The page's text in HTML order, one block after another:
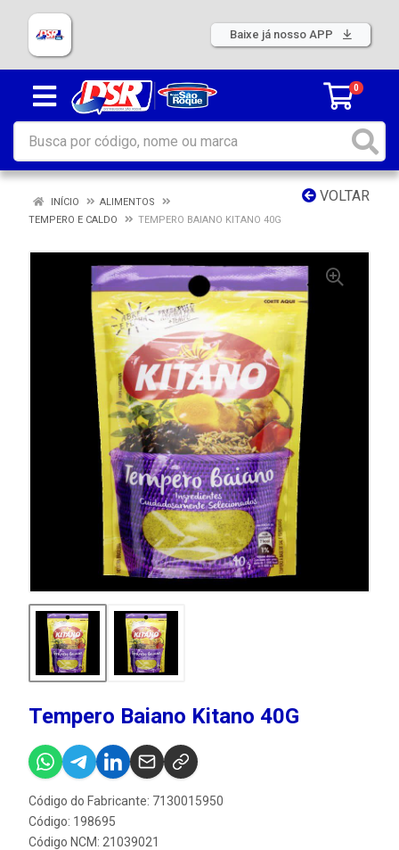
Baixe já nosso APP
0
VOLTAR
INÍCIO
ALIMENTOS
TEMPERO E CALDO
TEMPERO BAIANO KITANO 40G
Tempero Baiano Kitano 40G
Código do Fabricante: 7130015950
Código: 198695
Código NCM: 21039021